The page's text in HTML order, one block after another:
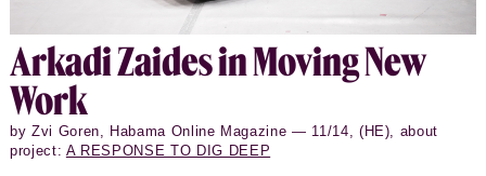
Arkadi Zaides in Moving New
Work
by Zvi Goren, Habama Online Magazine — 11/14, (HE), about
project: A RESPONSE TO DIG DEEP